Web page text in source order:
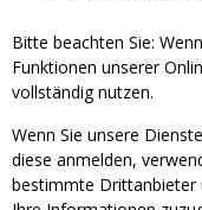
Bitte beachten Sie:
Funktionen unserer
vollständig nutzen.
Wenn Sie unsere
diese anmelden,
bestimmte Drittanbieter